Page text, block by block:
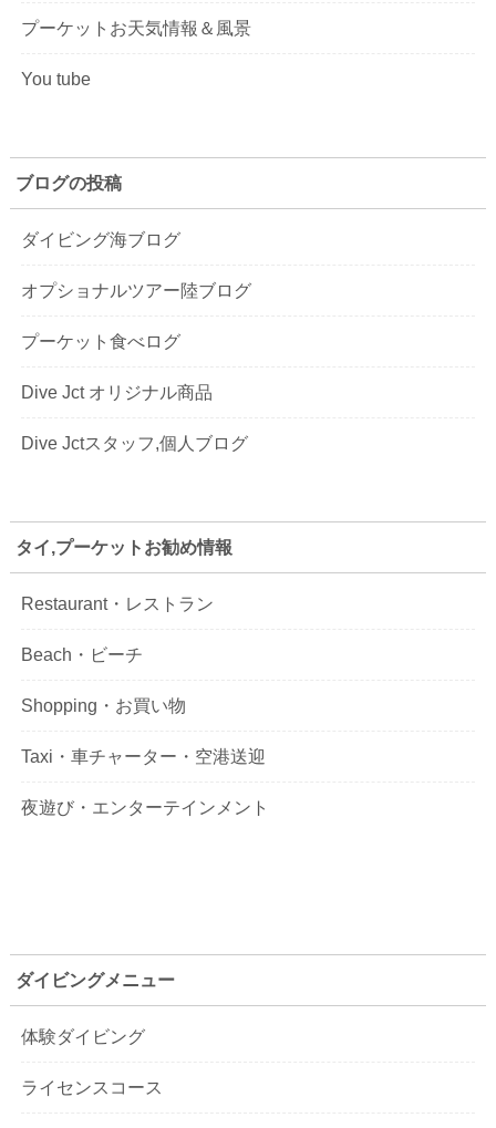
プーケットお天気情報＆風景
You tube
ブログの投稿
ダイビング海ブログ
オプショナルツアー陸ブログ
プーケット食べログ
Dive Jct オリジナル商品
Dive Jctスタッフ,個人ブログ
タイ,プーケットお勧め情報
Restaurant・レストラン
Beach・ビーチ
Shopping・お買い物
Taxi・車チャーター・空港送迎
夜遊び・エンターテインメント
ダイビングメニュー
体験ダイビング
ライセンスコース